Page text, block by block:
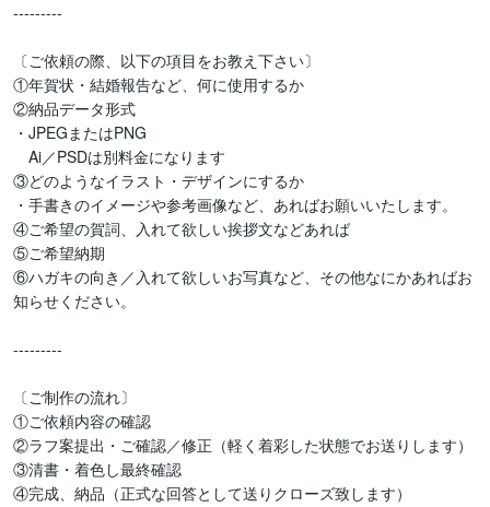
---------
〔ご依頼の際、以下の項目をお教え下さい〕
①年賀状・結婚報告など、何に使用するか
②納品データ形式
・JPEGまたはPNG
Ai／PSDは別料金になります
③どのようなイラスト・デザインにするか
・手書きのイメージや参考画像など、あればお願いいたします。
④ご希望の賀詞、入れて欲しい挨拶文などあれば
⑤ご希望納期
⑥ハガキの向き／入れて欲しいお写真など、その他なにかあればお
知らせください。
---------
〔ご制作の流れ〕
①ご依頼内容の確認
②ラフ案提出・ご確認／修正（軽く着彩した状態でお送りします）
③清書・着色し最終確認
④完成、納品（正式な回答として送りクローズ致します）